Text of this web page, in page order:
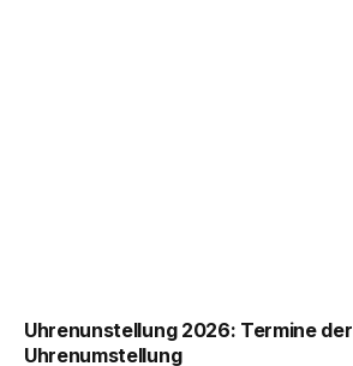
Uhrenunstellung 2026: Termine der
Uhrenumstellung